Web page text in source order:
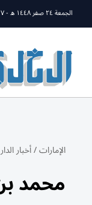
الجمعة ٢٤ صفر ١٤٤٨ ه - ٠٧ أغسطس ٢٠٢٦
الإمارات/أخبار الدار
محمد